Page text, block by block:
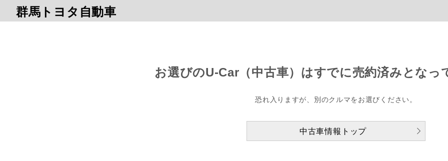
群馬トヨタ自動車
お選びのU-Car（中古車）はすでに売約済みとなっ
恐れ入りますが、別のクルマをお選びください。
中古車情報トップ